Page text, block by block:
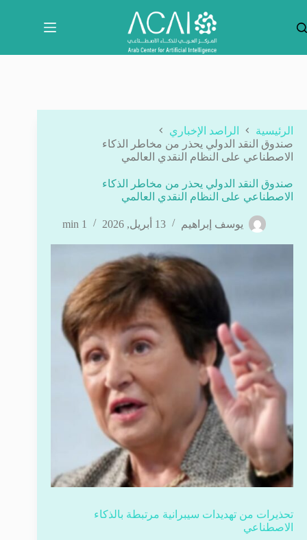
المحتوى
الرئيسية
الراصد الإخباري
صندوق النقد الدولي يحذر من مخاطر الذكاء
الاصطناعي على النظام النقدي العالمي
صندوق النقد الدولي يحذر من مخاطر الذكاء
الاصطناعي على النظام النقدي العالمي
يوسف إبراهيم 13 أبريل, 2026 1 min
تحذيرات من تهديدات سيبرانية مرتبطة بالذكاء
الاصطناعي